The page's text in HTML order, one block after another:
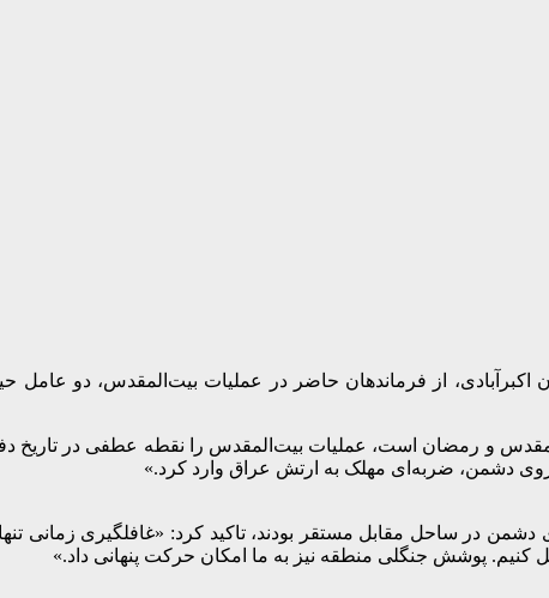
اکبرآبادی، از فرماندهان حاضر در عملیات بیت‌المقدس، دو
کنیم. پوشش جنگلی منطقه نیز به ما امکان حرکت پنهانی داد.»